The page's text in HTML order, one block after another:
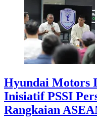
Hyundai Motors
Inisiatif PSSI
Rangkaian